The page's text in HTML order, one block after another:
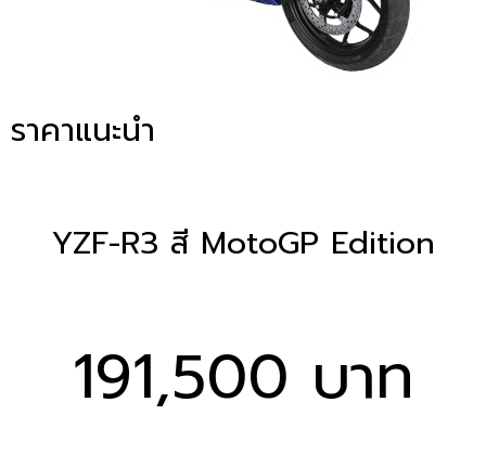
ราคาแนะนำ
YZF-R3 สี MotoGP Edition
191,500 บาท